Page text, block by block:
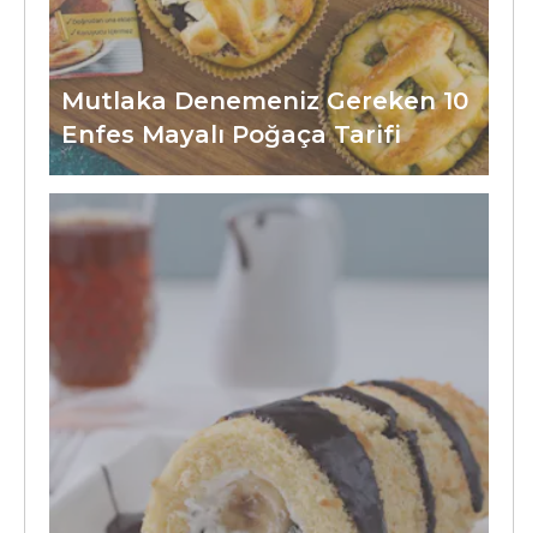
Mutlaka Denemeniz Gereken 10
Enfes Mayalı Poğaça Tarifi